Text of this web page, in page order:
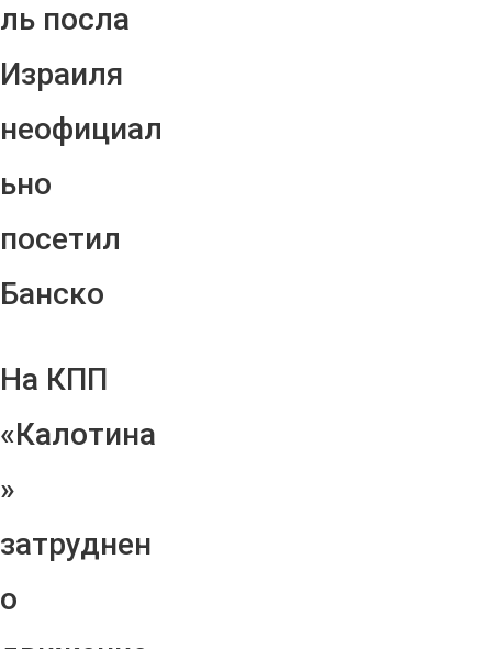
ль посла
Израиля
неофициал
ьно
посетил
Банско
На КПП
«Калотина
»
затруднен
о